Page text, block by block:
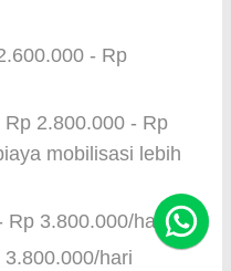
- Rp
Rp 2.800.000 - Rp
mobilisasi lebih
Rp 3.800.000/hari
hari